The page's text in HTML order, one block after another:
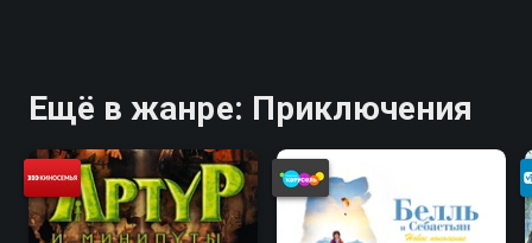
Ещё в жанре: Приключения